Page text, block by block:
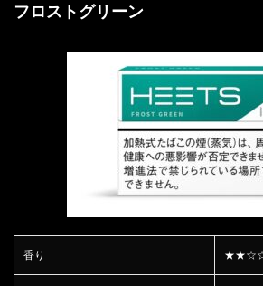
フロストグリーン
香り